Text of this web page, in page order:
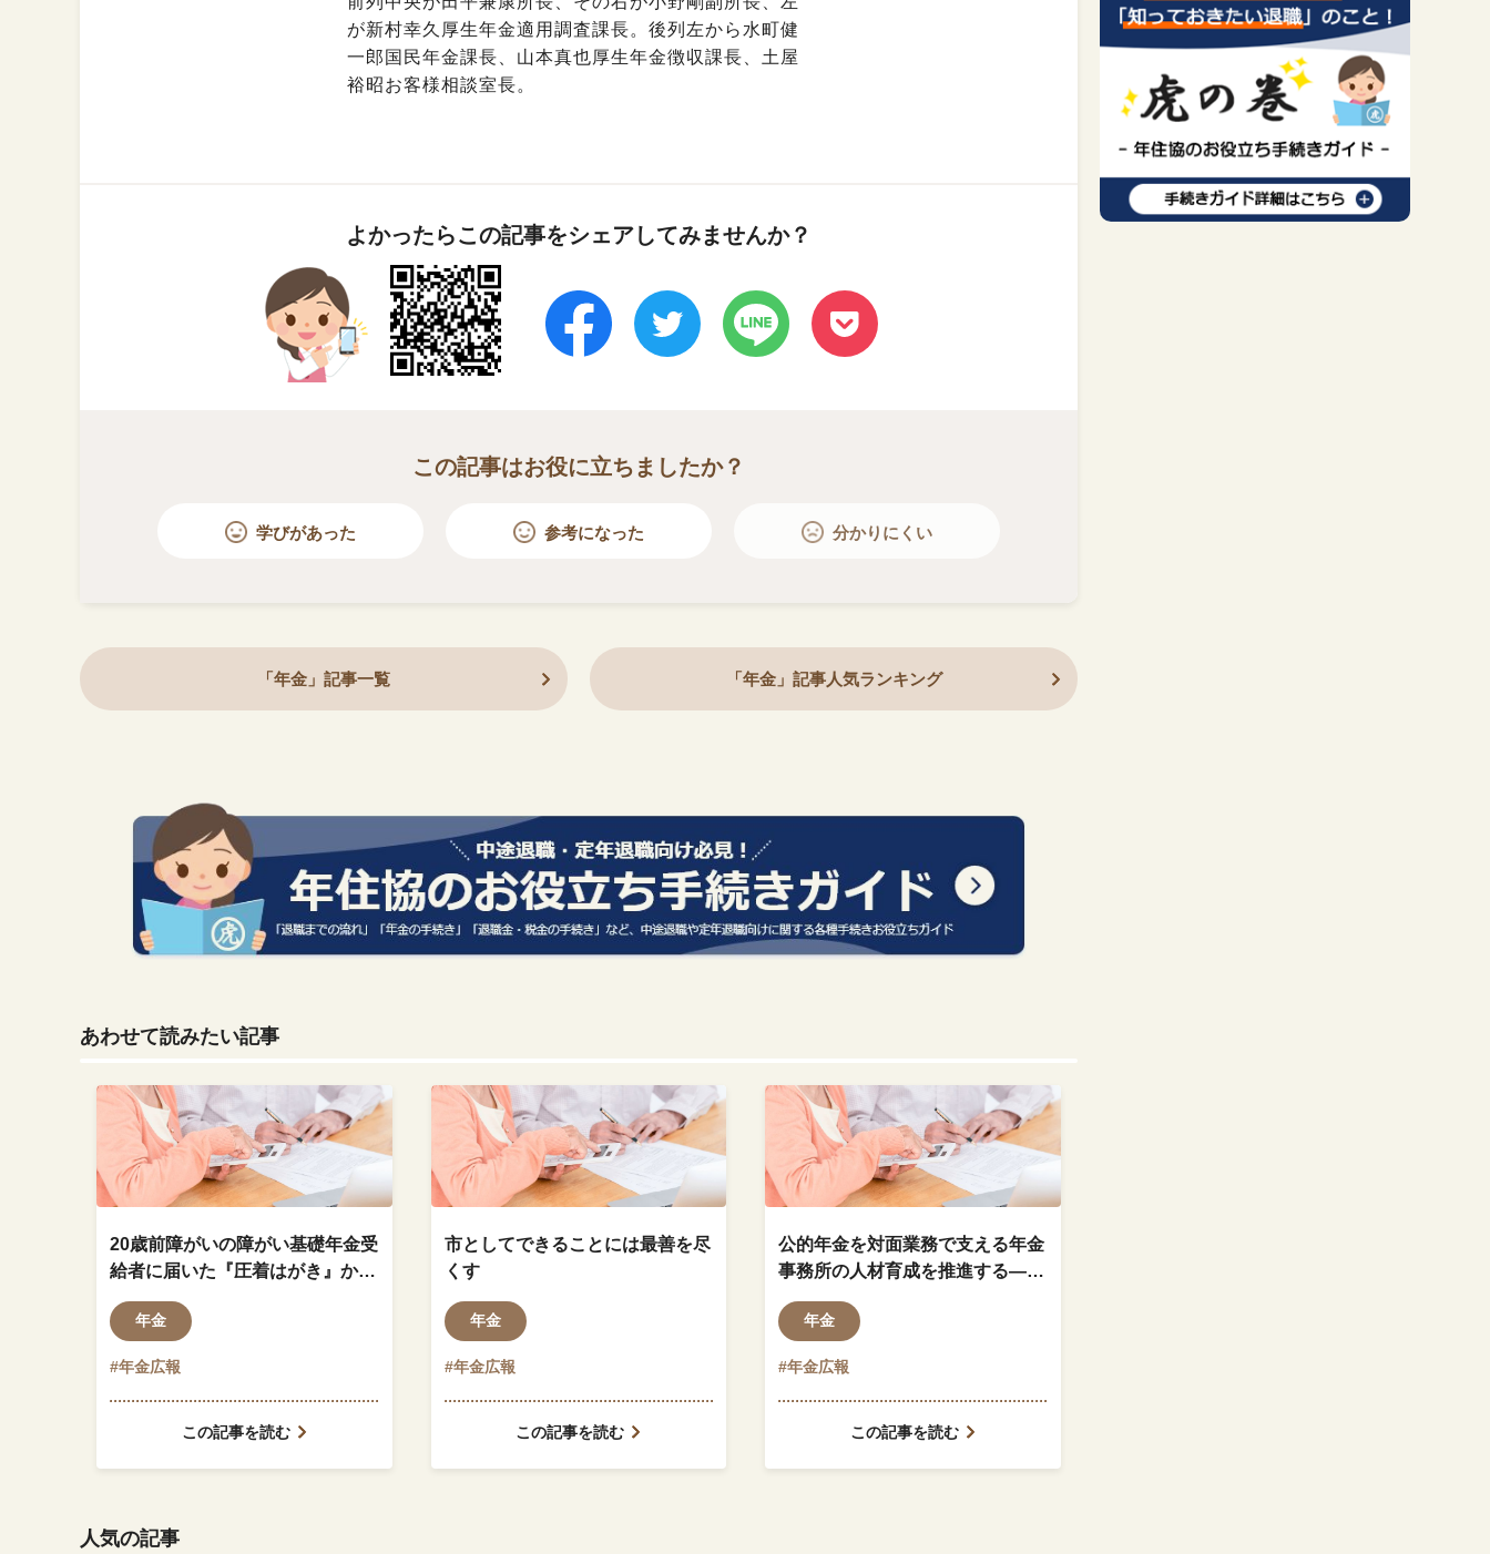
が新村幸久厚生年金適用調査課長。後列左から水町健
一郎国民年金課長、山本真也厚生年金徴収課長、土屋
裕昭お客様相談室長。
よかったらこの記事をシェアしてみませんか？
この記事はお役に立ちましたか？
学びがあった 参考になった 分かりにくい
「年金」記事一覧 「年金」記事人気ランキング
あわせて読みたい記事
20歳前障がいの障がい基礎年金受
給者に届いた『圧着はがき』から
読み取れること
年金
#年金広報
この記事を読む
市としてできることには最善を尽
くす
年金
#年金広報
この記事を読む
公的年金を対面業務で支える年金
事務所の人材育成を推進する——
宮川 義彦 副所長
年金
#年金広報
この記事を読む
人気の記事